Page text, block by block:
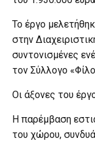
Το έργο
στην
συντονισμένες
τον Σύλλογο
Οι άξονες του
Η παρέμβαση
του χώρου,